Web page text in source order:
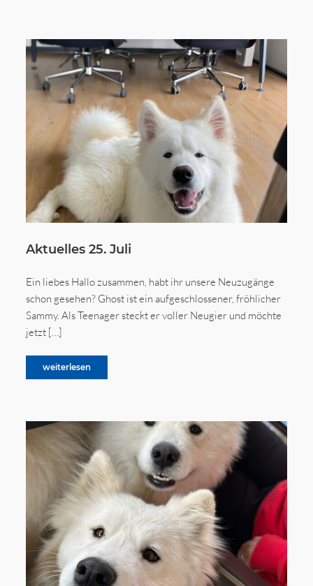
Aktuelles 25. Juli
Ein liebes Hallo zusammen, habt ihr unsere Neuzugänge
schon gesehen? Ghost ist ein aufgeschlossener, fröhlicher
Sammy. Als Teenager steckt er voller Neugier und möchte
jetzt […]
weiterlesen